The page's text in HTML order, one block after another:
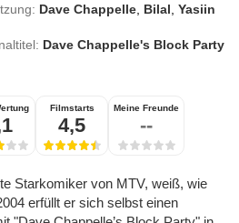
Dave Chappelle Bilal ,Yasiin
Dave Chappelle's Block Party
Filmstarts
4,5
Meine Freunde
--
Starkomiker von MTV, weiß, wie
erfüllt er sich selbst einen